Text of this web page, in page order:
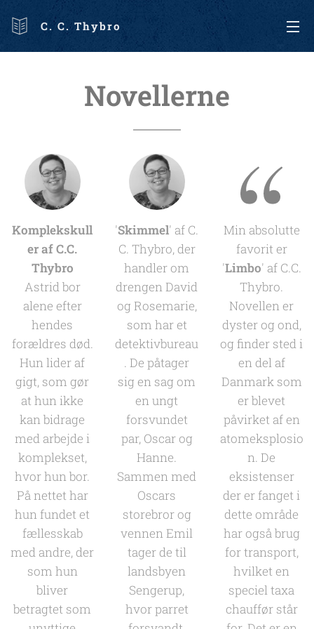
C. C. Thybro
Novellerne
Komplekskull
er af C.C.
Thybro
Astrid bor
alene efter
hendes
forældres død.
Hun lider af
gigt, som gør
at hun ikke
kan bidrage
med arbejde i
komplekset,
hvor hun bor.
På nettet har
hun fundet et
fællesskab
med andre, der
som hun
bliver
betragtet som
'Skimmel' af C.
C. Thybro, der
handler om
drengen David
og Rosemarie,
som har et
detektivbureau
. De påtager
sig en sag om
en ungt
forsvundet
par, Oscar og
Hanne.
Sammen med
Oscars
storebror og
vennen Emil
tager de til
landsbyen
Sengerup,
hvor parret
Min absolutte
favorit er
'Limbo' af C.C.
Thybro.
Novellen er
dyster og ond,
og finder sted i
en del af
Danmark som
er blevet
påvirket af en
atomeksplosio
n. De
eksistenser
der er fanget i
dette område
har også brug
for transport,
hvilket en
speciel taxa
chauffør står